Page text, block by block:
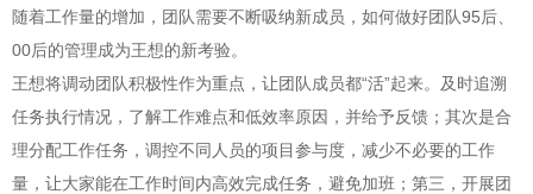
随着工作量的增加，团队需要不断吸纳新成员，如何做好团队95后、
00后的管理成为王想的新考验。
王想将调动团队积极性作为重点，让团队成员都“活”起来。及时追溯
任务执行情况，了解工作难点和低效率原因，并给予反馈；其次是合
理分配工作任务，调控不同人员的项目参与度，减少不必要的工作
量，让大家能在工作时间内高效完成任务，避免加班；第三，开展团